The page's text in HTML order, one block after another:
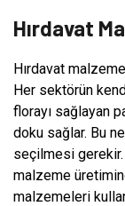
Hırdavat
Hırdavat
Her sektörün
florayı sağlayan
doku sağlar. Bu
seçilmesi gerekir.
malzeme
malzemeleri